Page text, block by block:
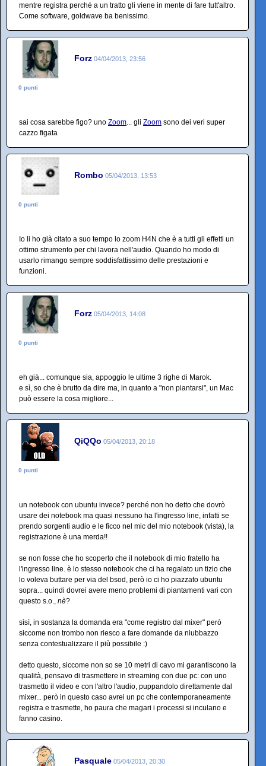
mentre registra perché a un tratto gli viene in mente di fare tutt'altro.
Come software, goldwave ba benissimo.
Forz 04/04/2013, 23:56
0 punti
sai cosa sarebbe figo? uno Zoom... gli Zoom sono dei veri super
cazzo figata
Rombo 05/04/2013, 13:53
0 punti
Io li ho già citato a suo tempo lo zoom H4N che è a tutti gli effetti un
ottimo strumento per chi lavora nell'audio. Quando ho modo di
usarlo rimango sempre soddisfattissimo delle prestazioni e
funzioni.
Forz 05/04/2013, 14:08
0 punti
eh già... comunque sia, appoggio le ultime 3 righe di Marok.
e sì, so che è brutto da dire ma, in quanto a "non piantarsi", un Mac
può essere la cosa migliore...
QiQQo 05/04/2013, 20:18
0 punti
un notebook con ubuntu invece? perché non ho detto che dovrò
usare dei notebook ma quasi nessuno ha l'ingresso line, infatti se
prendo sorgenti audio e le ficco nel mic del mio notebook (vista), la
registrazione è una merda!!
se non fosse che ho scoperto che il notebook di mio fratello ha
l'ingresso line. è lo stesso notebook che ci ha regalato un tizio che
lo voleva buttare per via del bsod, però io ci ho piazzato ubuntu
sopra... quindi dovrei avere meno problemi di piantamenti vari con
questo s.o., nè?
sìsì, in sostanza la domanda era "come registro dal mixer" però
siccome non trombo non riesco a fare domande da niubbazzo
senza contestualizzare il più possibile :)
detto questo, siccome non so se 10 metri di cavo mi garantiscono la
qualità, pensavo di trasmettere in streaming con due pc: con uno
trasmetto il video e con l'altro l'audio, puppandolo direttamente dal
mixer... però in questo caso avrei un pc che contemporaneamente
registra e trasmette, ho paura che magari i processi si inculano e
fanno casino.
Pasquale 05/04/2013, 20:30